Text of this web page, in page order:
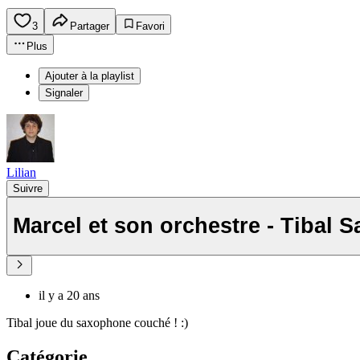
3 Partager
Favori
Plus
Ajouter à la playlist
Signaler
Lilian
Suivre
Marcel et son orchestre - Tibal
il y a 20 ans
Tibal joue du saxophone couché ! :)